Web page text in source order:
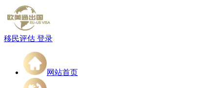
移民评估 登录
网站首页